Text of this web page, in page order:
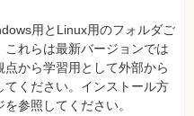
用とLinux用のフォルダご
れらは最新バージョンでは
から学習用として外部から
ください。インストール方
参照してください。